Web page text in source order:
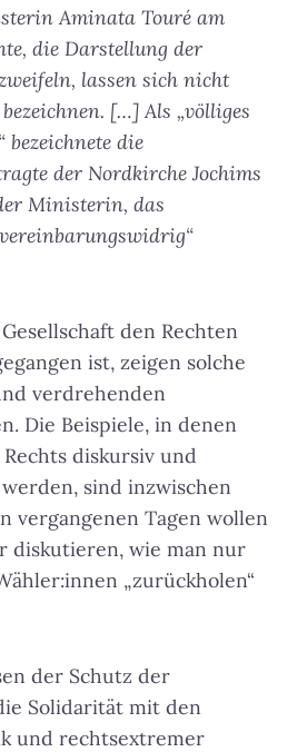
Aminata Touré am
die Darstellung der
lassen sich nicht
[…] Als „völliges
die
der Nordkirche Jochims
Ministerin, das
den Rechten
ist, zeigen solche
verdrehenden
Die Beispiele, in denen
diskursiv und
sind inzwischen
vergangenen Tagen wollen
diskutieren, wie man nur
„zurückholen“
der Schutz der
Solidarität mit den
und rechtsextremer